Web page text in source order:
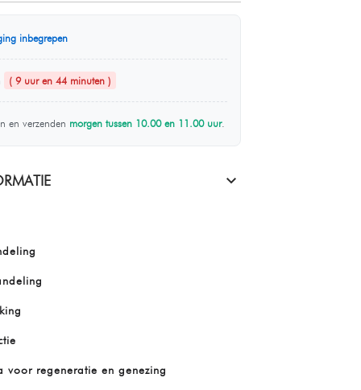
inbegrepen
( 9 uur en 44 minuten )
en verzenden morgen tussen 10.00 en 11.00 uur.
voor regeneratie en genezing